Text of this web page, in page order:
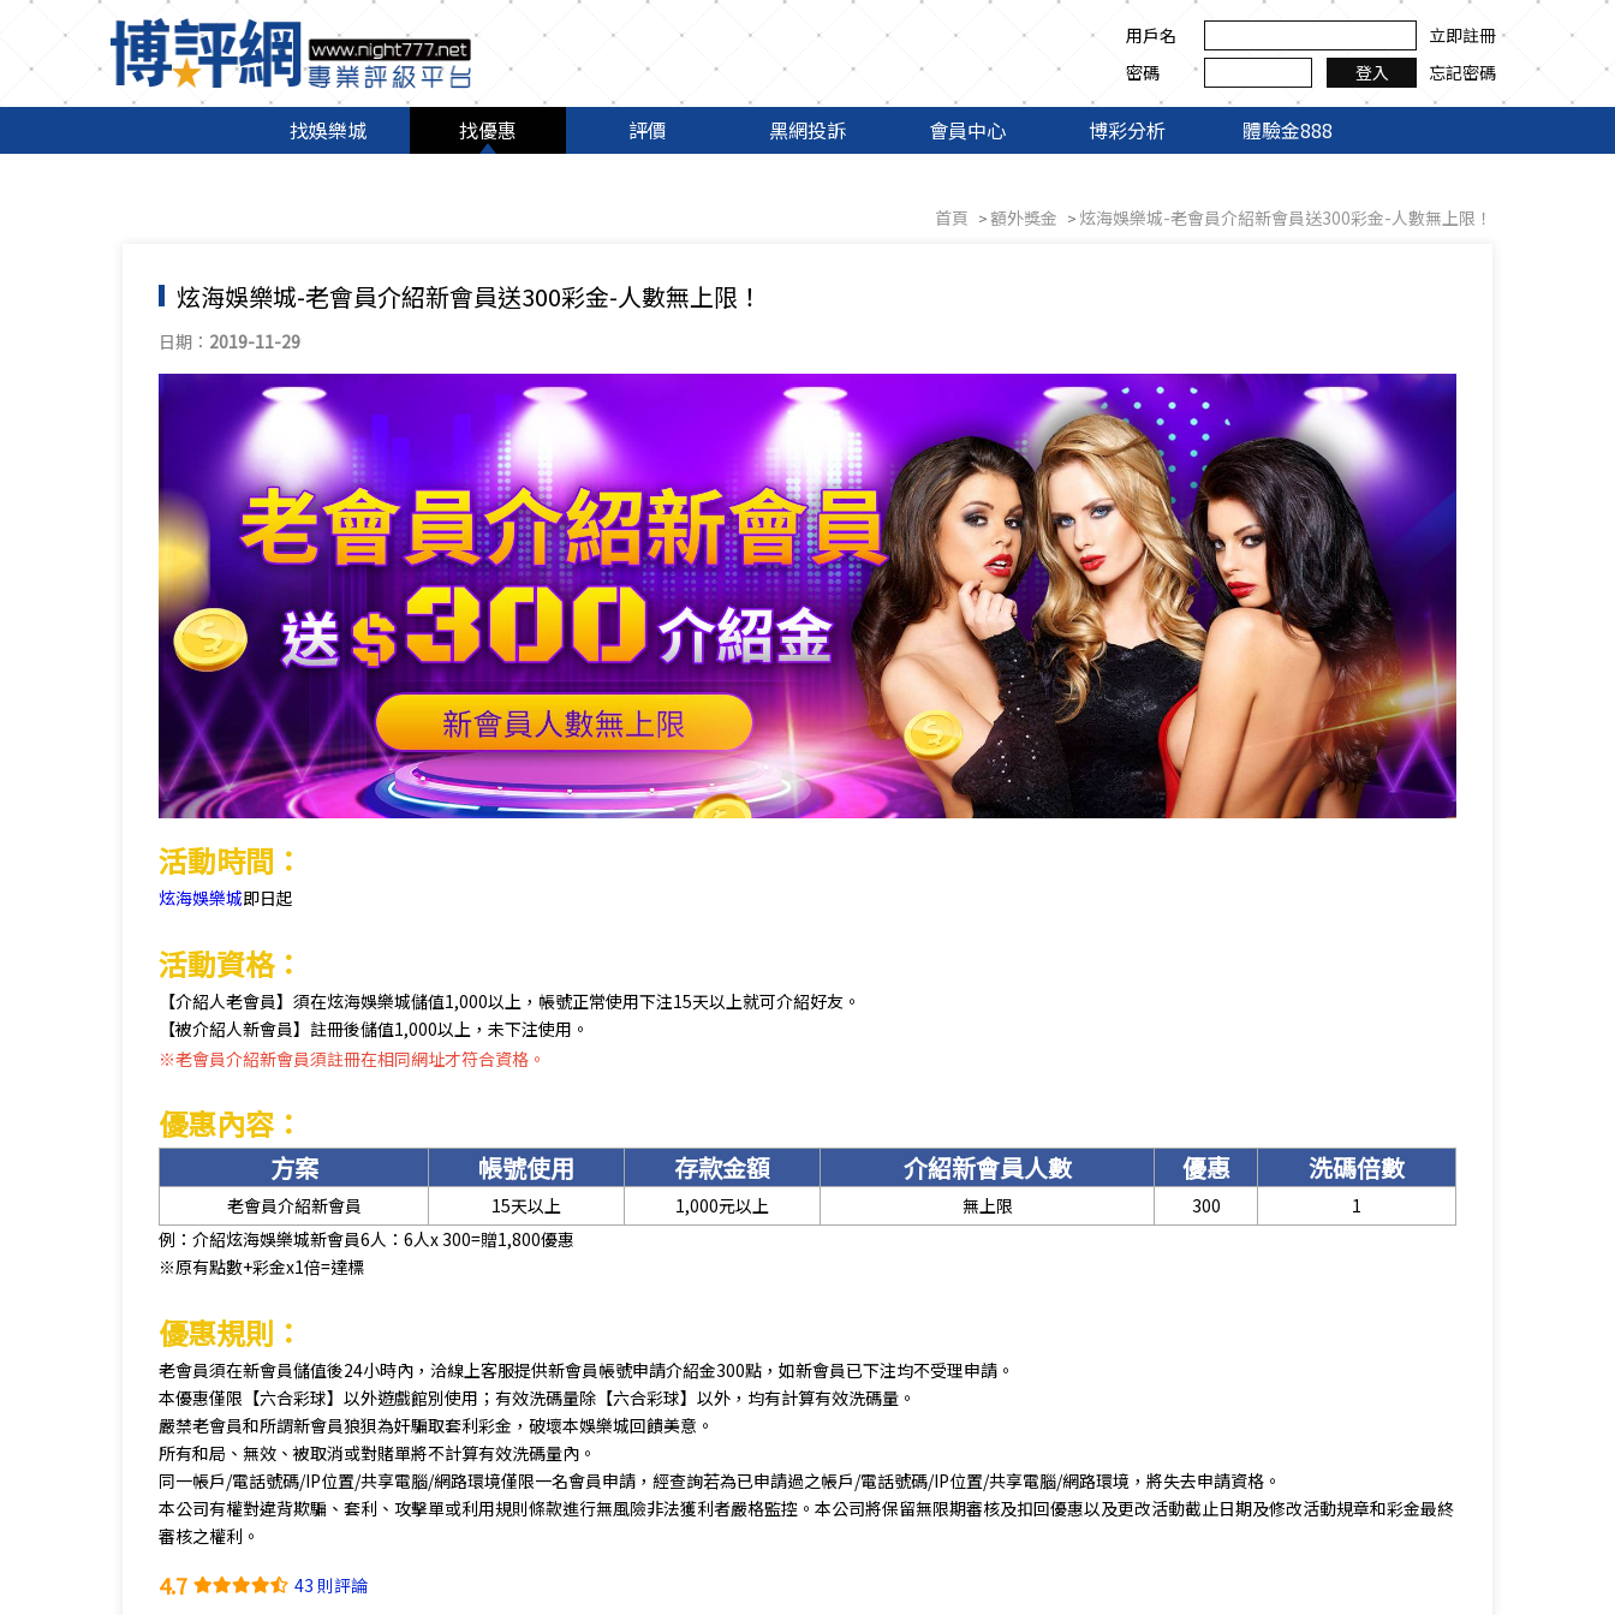
用戶名
立即註冊
密碼
登入 忘記密碼
找娛樂城 找優惠 評價 黑網投訴 會員中心 博彩分析 體驗金888
首頁 額外獎金 炫海娛樂城-老會員介紹新會員送300彩金-人數無上限！
炫海娛樂城-老會員介紹新會員送300彩金-人數無上限！
日期： 2019-11-29
活動時間：
炫海娛樂城即日起
活動資格：
【介紹人老會員】須在炫海娛樂城儲值1,000以上，帳號正常使用下注15天以上就可介紹好友。
【被介紹人新會員】註冊後儲值1,000以上，未下注使用。
※老會員介紹新會員須註冊在相同網址才符合資格。
優惠內容：
方案 帳號使用 存款金額 介紹新會員人數 優惠 洗碼倍數
老會員介紹新會員 15天以上 1,000元以上 無上限 300
1
例：介紹炫海娛樂城新會員6人：6人x 300=贈1,800優惠
※原有點數+彩金x1倍=達標
優惠規則：
老會員須在新會員儲值後24小時內，洽線上客服提供新會員帳號申請介紹金300點，如新會員已下注均不受理申請。
本優惠僅限【六合彩球】以外遊戲館別使用；有效洗碼量除【六合彩球】以外，均有計算有效洗碼量。
嚴禁老會員和所謂新會員狼狽為奸騙取套利彩金，破壞本娛樂城回饋美意。
所有和局、無效、被取消或對賭單將不計算有效洗碼量內。
同一帳戶/電話號碼/IP位置/共享電腦/網路環境僅限一名會員申請，經查詢若為已申請過之帳戶/電話號碼/IP位置/共享電腦/網路環境，將失去申請資格。
本公司有權對違背欺騙、套利、攻擊單或利用規則條款進行無風險非法獲利者嚴格監控。本公司將保留無限期審核及扣回優惠以及更改活動截止日期及修改活動規章和彩金最終
審核之權利。
4.7 43 則評論